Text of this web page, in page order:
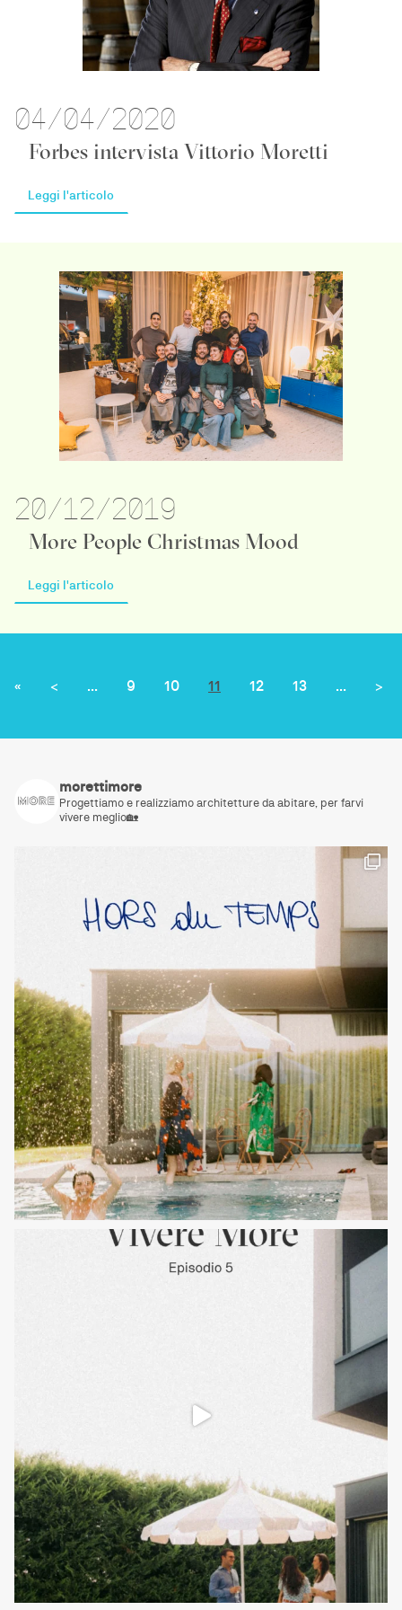
04/04/2020
Forbes intervista Vittorio Moretti
Leggi l'articolo
20/12/2019
More People Christmas Mood
Leggi l'articolo
« < ... 9 10 11 12 13 ... >
morettimore
Progettiamo e realizziamo architetture da abitare, per farvi
vivere meglio🏡